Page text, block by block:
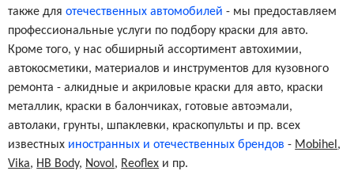
также дляотечественных автомобилей - мы предоставляем
профессиональные услуги по подбору краски для авто.
Кроме того, у нас обширный ассортимент автохимии,
автокосметики, материалов и инструментов для кузовного
ремонта - алкидные и акриловые краски для авто, краски
металлик, краски в балончиках, готовые автоэмали,
автолаки, грунты, шпаклевки, краскопульты и пр. всех
известных иностранных и отечественных брендов - Mobihel ,
Vika, HB Body, Novol , Reoflex и пр.